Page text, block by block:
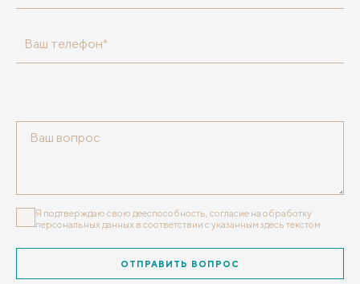
Ваш телефон*
Я подтверждаю свою дееспособность, согласие на обработку
персональных данных в соответствии с указанным здесь текстом
ОТПРАВИТЬ ВОПРОС